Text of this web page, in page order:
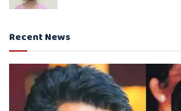
Recent News